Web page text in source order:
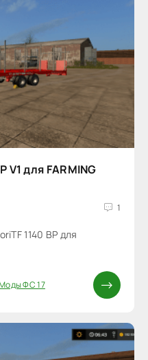
для FARMING
1
1140 ВР для
ФС 17